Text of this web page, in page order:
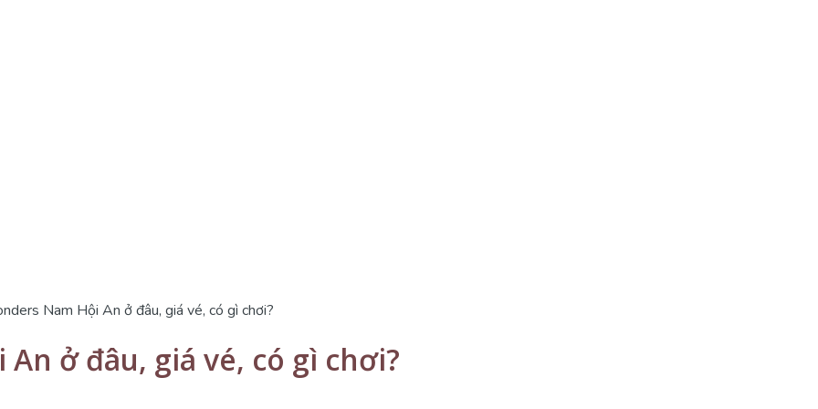
Nam Hội An ở đâu, giá vé, có gì chơi?
ở đâu, giá vé, có gì chơi?